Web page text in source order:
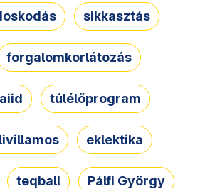
sikkasztás
forgalomkorlátozás
túlélőprogram
eklektika
teqball Pálfi György